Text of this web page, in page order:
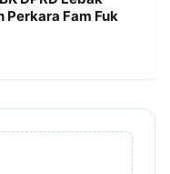
Fam Fuk